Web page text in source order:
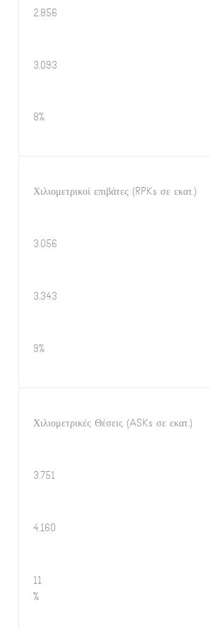
2.856
3.093
8%
Χιλιομετρικοί επιβάτες (RPKs σε εκατ.)
3.056
3.343
9%
Χιλιομετρικές Θέσεις (ASKs σε εκατ.)
3.751
4.160
11
%